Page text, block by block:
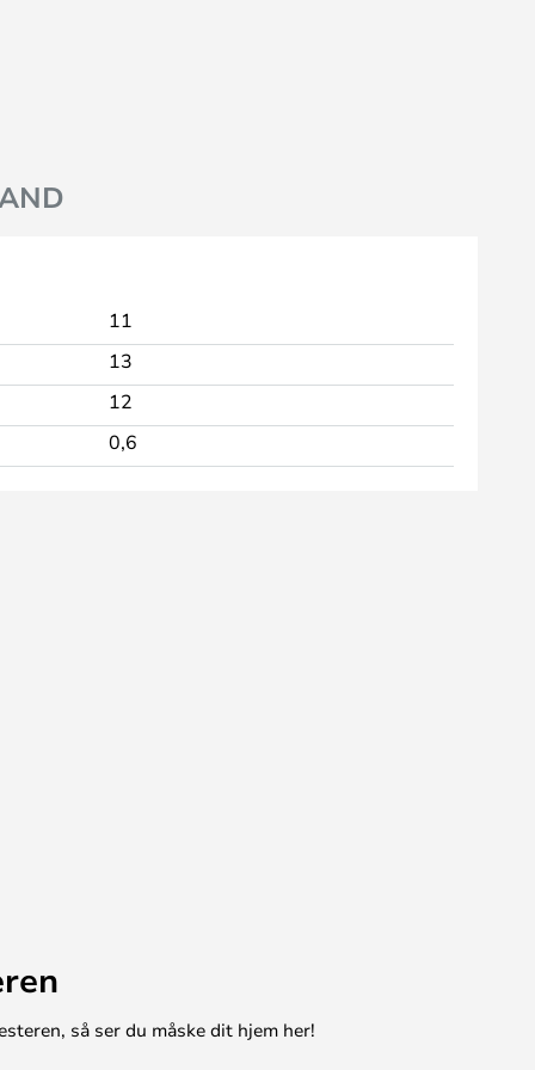
11
13
12
0,6
så ser du måske dit hjem her!